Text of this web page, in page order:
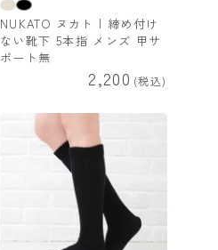
NUKATO ヌカト | 締め付け
ない靴下 5本指 メンズ 甲サ
ポート無
2,200 税込